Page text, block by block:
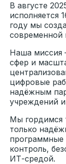
В августе
исполняется
году мы
современной
Наша миссия
сфер и
цифровые
надёжным
учреждений
Мы гордимся
только
контроль,
ИТ-средой.
Эксперты
клиентов